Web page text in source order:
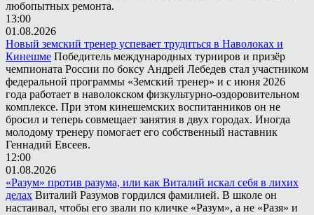
любопытных ремонта.
13:00
01.08.2026
Новый земский тренер успевает трудиться в Наволоках и
Кинешме Победитель международных турниров и призёр
чемпионата России по боксу Андрей Лебедев стал участником
федеральной программы «Земский тренер» и с июня 2026
года работает в наволокском физкультурно-оздоровительном
комплексе. При этом кинешемских воспитанников он не
бросил и теперь совмещает занятия в двух городах. Иногда
молодому тренеру помогает его собственный наставник
Геннадий Евсеев.
12:00
01.08.2026
«Разум» против разума, или как Виталий искал себя в лихих
делах Виталий Разумов гордился фамилией. В школе он
настаивал, чтобы его звали по кличке «Разум», а не «Разя» и